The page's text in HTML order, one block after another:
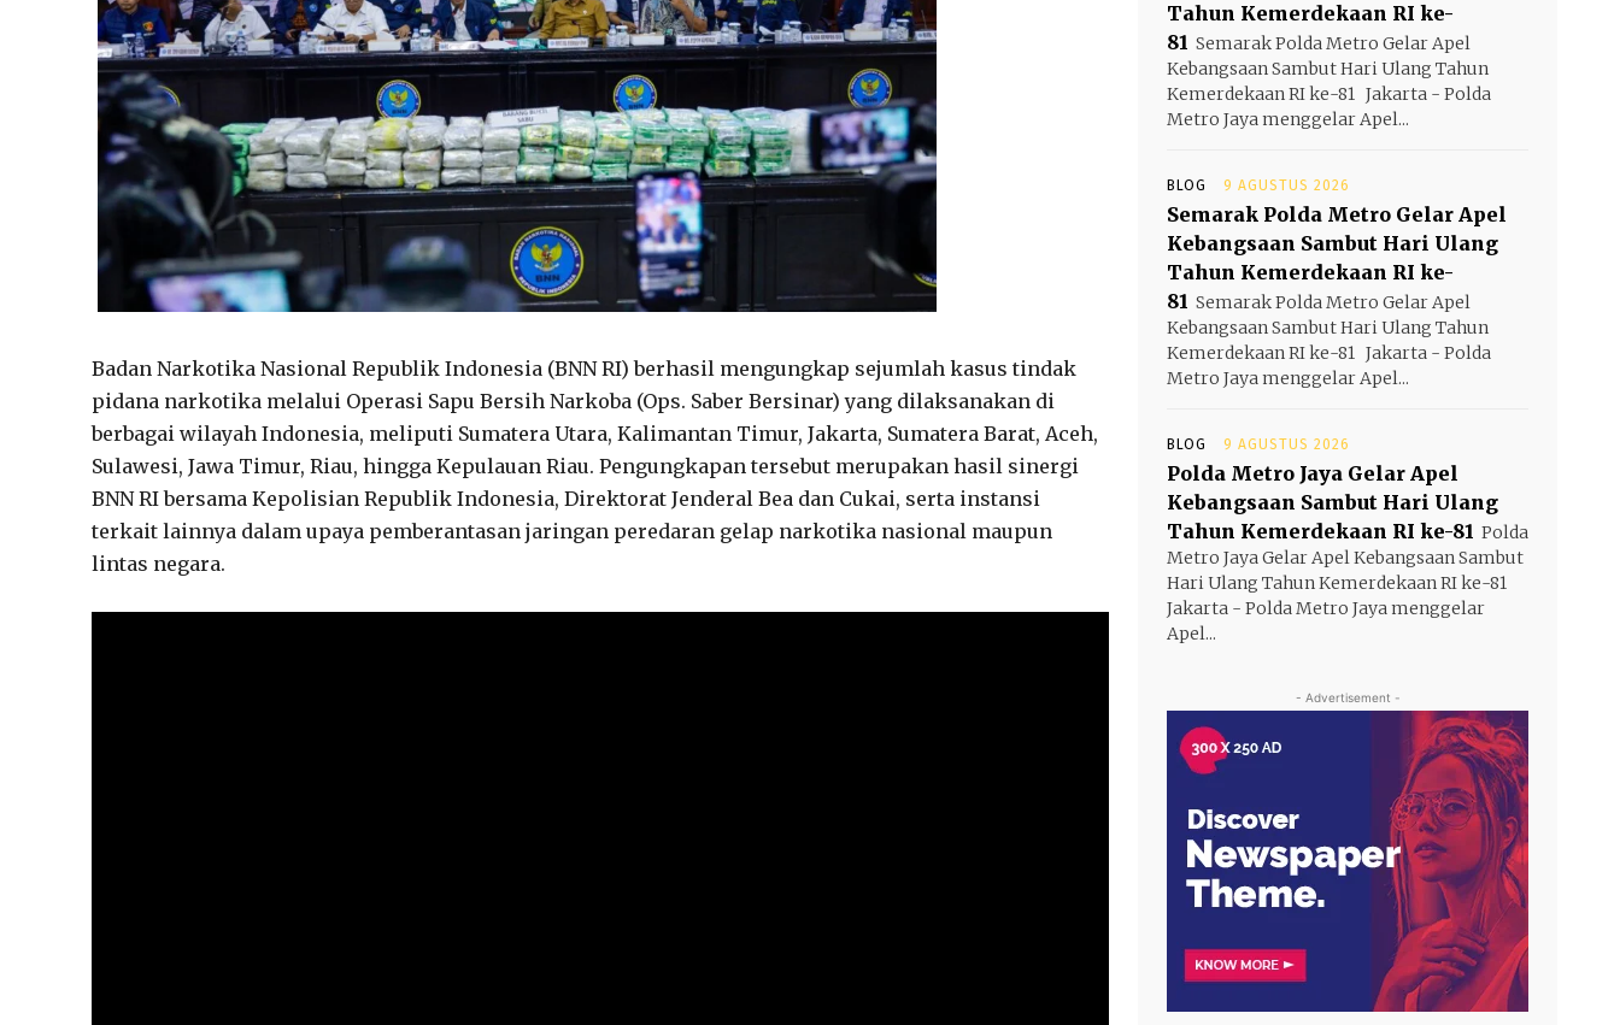
Badan Narkotika Nasional Republik Indonesia (BNN RI) berhasil mengungkap sejumlah kasus tindak
pidana narkotika melalui Operasi Sapu Bersih Narkoba (Ops. Saber Bersinar) yang dilaksanakan di
berbagai wilayah Indonesia, meliputi Sumatera Utara, Kalimantan Timur, Jakarta, Sumatera Barat, Aceh,
Sulawesi, Jawa Timur, Riau, hingga Kepulauan Riau. Pengungkapan tersebut merupakan hasil sinergi
BNN RI bersama Kepolisian Republik Indonesia, Direktorat Jenderal Bea dan Cukai, serta instansi
terkait lainnya dalam upaya pemberantasan jaringan peredaran gelap narkotika nasional maupun
lintas negara.
Tahun Kemerdekaan RI ke-
81 Semarak Polda Metro Gelar Apel
Kebangsaan Sambut Hari Ulang Tahun
Kemerdekaan RI ke-81 Jakarta - Polda
Metro Jaya menggelar Apel...
BLOG 9 AGUSTUS 2026
Semarak Polda Metro Gelar Apel
Kebangsaan Sambut Hari Ulang
Tahun Kemerdekaan RI ke-
81 Semarak Polda Metro Gelar Apel
Kebangsaan Sambut Hari Ulang Tahun
Kemerdekaan RI ke-81 Jakarta - Polda
Metro Jaya menggelar Apel...
BLOG 9 AGUSTUS 2026
Polda Metro Jaya Gelar Apel
Kebangsaan Sambut Hari Ulang
Tahun Kemerdekaan RI ke-81 Polda
Metro Jaya Gelar Apel Kebangsaan Sambut
Hari Ulang Tahun Kemerdekaan RI ke-81
Jakarta - Polda Metro Jaya menggelar
Apel...
- Advertisement -